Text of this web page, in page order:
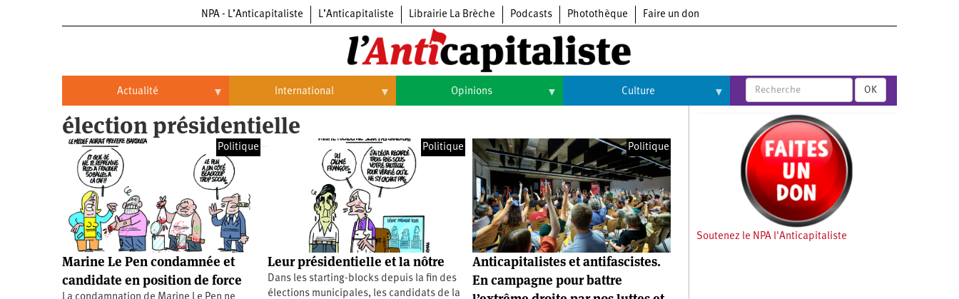
NPA - L’Anticapitaliste L’Anticapitaliste Librairie La Brèche Podcasts Photothèque Faire un don
Actualité
Actualité
Politique
Entreprises
Entreprises
Automobile
Oppressions
Oppressions
Économie
International
International
Brésil
États-
Unis
Continents
Continents
Opinions
Histoire
Culture
Arts
Cinéma
Expositions
Livres
OK
élection présidentielle
Politique
Marine Le Pen condamnée et
candidate en position de force
Politique
Leur présidentielle et la nôtre
Dans les starting-blocks depuis la fin des
élections municipales, les candidats de la
Politique
Anticapitalistes et antifascistes.
En campagne pour battre
Soutenez le NPA l'Anticapitaliste